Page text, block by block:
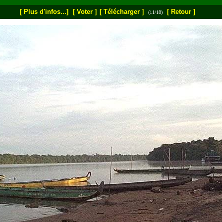
[ Plus d'infos...] [ Voter ] [ Télécharger ] (11/18) [ Retour ]